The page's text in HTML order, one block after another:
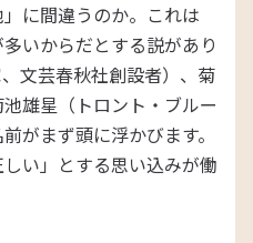
に間違うのか。これは
いからだとする説があり
文芸春秋社創設者）、菊
雄星（トロント・ブルー
がまず頭に浮かびます。
い」とする思い込みが働